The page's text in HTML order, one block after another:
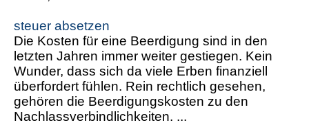
steuer absetzen
Die Kosten für eine Beerdigung sind in den
letzten Jahren immer weiter gestiegen. Kein
Wunder, dass sich da viele Erben finanziell
überfordert fühlen. Rein rechtlich gesehen,
gehören die Beerdigungskosten zu den
Nachlassverbindlichkeiten. ...